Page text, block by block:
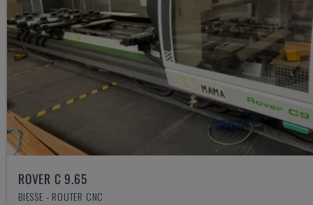
ROVER C 9.65
BIESSE - ROUTER CNC